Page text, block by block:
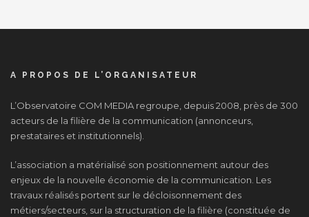
A PROPOS DE L’ORGANISATEUR
L’Observatoire COM MEDIA regroupe, depuis 2008, près de 300
acteurs de la filière de la communication (annonceurs,
prestataires et institutionnels).
L’association a matérialisé son positionnement autour des
enjeux de la nouvelle économie de la communication. Les
travaux réalisés portent sur le décloisonnement des
métiers/secteurs, sur la structuration de la filière (constituée de